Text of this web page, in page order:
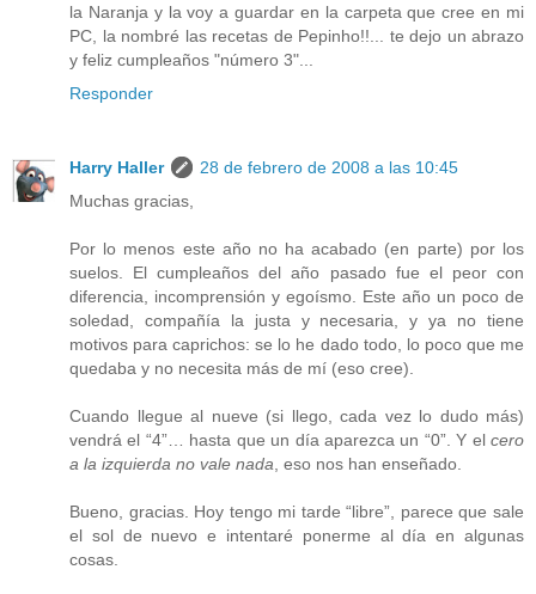
la Naranja y la voy a guardar en la carpeta que cree en mi
PC, la nombré las recetas de Pepinho!!... te dejo un abrazo
y feliz cumpleaños "número 3"...
Responder
Harry Haller
28 de febrero de 2008 a las 10:45
Muchas gracias,
Por lo menos este año no ha acabado (en parte) por los
suelos. El cumpleaños del año pasado fue el peor con
diferencia, incomprensión y egoísmo. Este año un poco de
soledad, compañía la justa y necesaria, y ya no tiene
motivos para caprichos: se lo he dado todo, lo poco que me
quedaba y no necesita más de mí (eso cree).
Cuando llegue al nueve (si llego, cada vez lo dudo más)
vendrá el “4”… hasta que un día aparezca un “0”. Y el cero
a la izquierda no vale nada , eso nos han enseñado.
Bueno, gracias. Hoy tengo mi tarde “libre”, parece que sale
el sol de nuevo e intentaré ponerme al día en algunas
cosas.